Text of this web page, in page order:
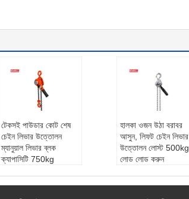
টেকসই পাউডার কোট শেষ
চেইন লিভার উত্তোলন
ম্যানুয়াল লিভার ব্লক
ক্যাপাসিটি 750kg
হালকা ওজন উঠা বরাবর
আসুন, লিফট চেইন লিভার
উত্তোলন লোস্ট 500kg
লোড লোড করুন